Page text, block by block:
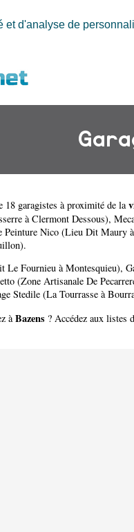
d'analyse de
18 garagistes à proximité de la
à Clermont Dessous),
Peinture Nico (Lieu Dit Maury
.
Le Fournieu à Montesquieu),
(Zone Artisanale De
Stedile (La Tourrasse à
à Bazens ? Accédez aux listes